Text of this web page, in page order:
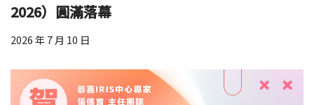
2026）圓滿落幕
2026 年 7 月 10 日